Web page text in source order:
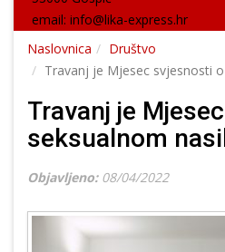
email: info@lika-express.hr
Naslovnica
Društvo
Travanj je Mjesec svjesnosti
Travanj je
seksualnom
Objavljeno: 08/04/2022